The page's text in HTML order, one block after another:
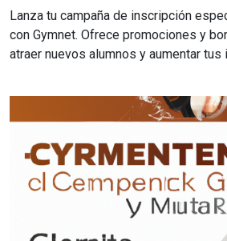
Lanza tu campaña de inscripción
con Gymnet. Ofrece promociones y
atraer nuevos alumnos y aumentar tus